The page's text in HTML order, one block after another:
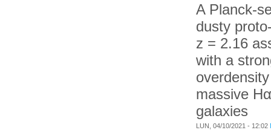
A Planck-
dusty
z = 2.16
with a
massive
galaxies
LUN, 04/10/2021 - 12:02